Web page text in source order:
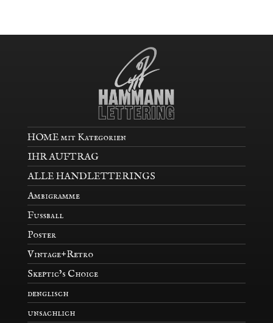
HOME mit Kategorien
IHR AUFTRAG
ALLE HANDLETTERINGS
Ambigramme
Fußball
Poster
Vintage+Retro
Skeptic’s Choice
denglisch
unsachlich